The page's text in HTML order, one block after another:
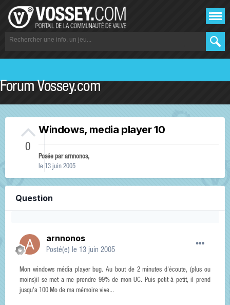
Forum Vossey.com
0
Windows, media player 10
Posée pararnnonos,
le 13 juin 2005
Question
arnnonos
Posté(e) le 13 juin 2005
Mon windows média player bug. Au bout de 2 minutes d'écoute, (plus ou
moins)il se met a me prendre 99% de mon UC. Puis petit à petit, il prend
jusqu'a 100 Mo de ma mémoire vive...